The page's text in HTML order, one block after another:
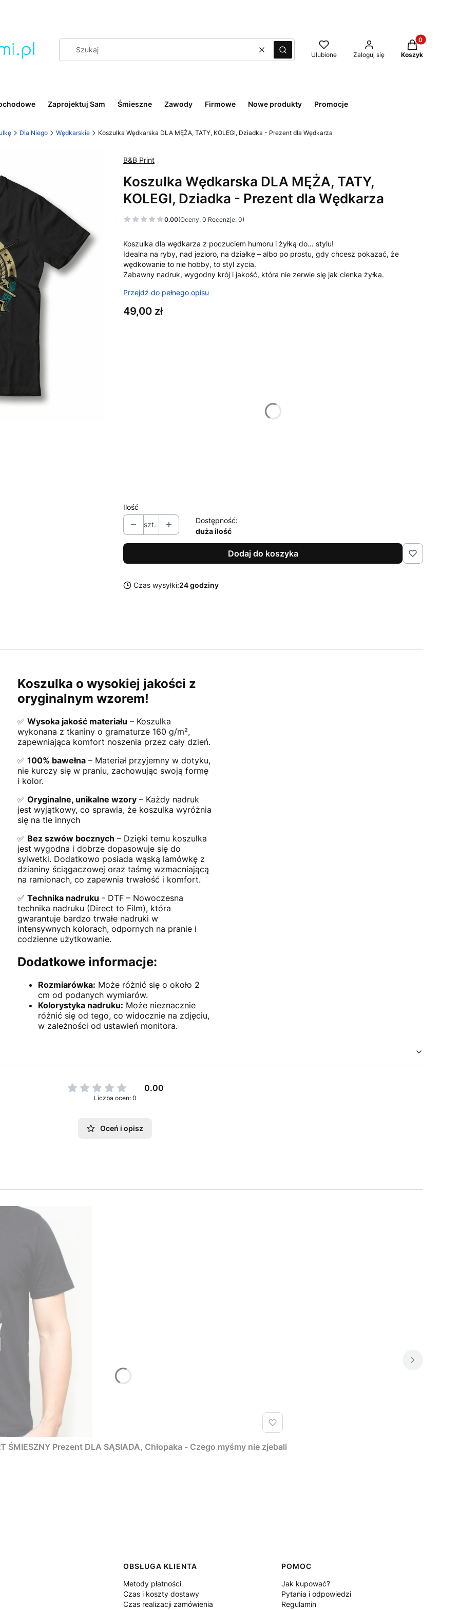
WyczyśćSzukaj Ulubione Zaloguj się
Produkty w
Koszyk
Zaprojektuj Sam Śmieszne Zawody Firmowe Nowe produkty Promocje
Dla Niego Wędkarskie Koszulka Wędkarska DLA MĘŻA, TATY, KOLEGI, Dziadka - Prezent dla Wędkarza
B&B Print
Koszulka Wędkarska DLA MĘŻA, TATY,
KOLEGI, Dziadka - Prezent dla Wędkarza
0.00(Oceny: 0 Recenzje: 0)
Koszulka dla wędkarza z poczuciem humoru i żyłką do… stylu!
Idealna na ryby, nad jezioro, na działkę – albo po prostu, gdy chcesz pokazać, że
wędkowanie to nie hobby, to styl życia.
Zabawny nadruk, wygodny krój i jakość, która nie zerwie się jak cienka żyłka.
Przejdź do pełnego opisu
Cena
49,00 zł
Ilość
szt.
Dostępność:
duża ilość
Dodaj do koszyka
Czas wysyłki:24 godziny
Koszulka o wysokiej jakości z
oryginalnym wzorem!
✅ Wysoka jakość materiału – Koszulka
wykonana z tkaniny o gramaturze 160 g/m²,
zapewniająca komfort noszenia przez cały dzień.
✅ 100% bawełna– Materiał przyjemny w dotyku,
nie kurczy się w praniu, zachowując swoją formę
i kolor.
✅ Oryginalne, unikalne wzory– Każdy nadruk
jest wyjątkowy, co sprawia, że koszulka wyróżnia
się na tle innych
✅ Bez szwów bocznych – Dzięki temu koszulka
jest wygodna i dobrze dopasowuje się do
sylwetki. Dodatkowo posiada wąską lamówkę z
dzianiny ściągaczowej oraz taśmę wzmacniającą
na ramionach, co zapewnia trwałość i komfort.
✅ Technika nadruku - DTF – Nowoczesna
technika nadruku (Direct to Film), która
gwarantuje bardzo trwałe nadruki w
intensywnych kolorach, odpornych na pranie i
codzienne użytkowanie.
Dodatkowe informacje:
Rozmiarówka: Może różnić się o około 2
cm od podanych wymiarów.
Kolorystyka nadruku: Może nieznacznie
różnić się od tego, co widocznie na zdjęciu,
w zależności od ustawień monitora.
0.00
Liczba ocen: 0
Oceń i opisz
ŚMIESZNY Prezent DLA SĄSIADA, Chłopaka - Czego myśmy nie zjebali
OBSŁUGA KLIENTA
Metody płatności
Czas i koszty dostawy
Czas realizacji zamówienia
POMOC
Jak kupować?
Pytania i odpowiedzi
Regulamin